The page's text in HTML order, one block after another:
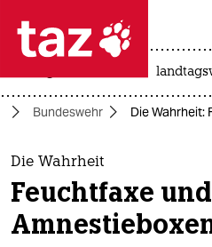
 taz zahl
taz zahl ich
themen
politik
öko
Bundeswehr Die Wahrheit:
Die Wahrheit
Feuchtfaxe und